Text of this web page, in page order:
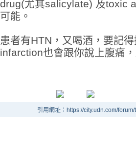
drug(尤其salicylate) 及toxic
可能。
患者有HTN，又喝酒，要記
infarction也會跟你說上腹痛
引用網址：https://city.udn.com/